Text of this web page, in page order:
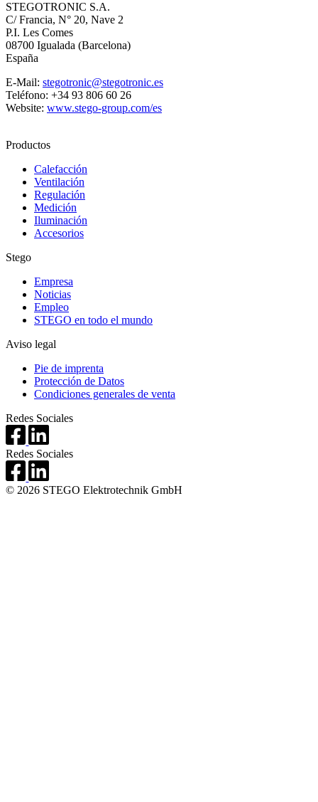
STEGOTRONIC S.A.
C/ Francia, N° 20, Nave 2
P.I. Les Comes
08700 Igualada (Barcelona)
España
E-Mail: stegotronic@stegotronic.es
Teléfono: +34 93 806 60 26
Website: www.stego-group.com/es
Productos
Calefacción
Ventilación
Regulación
Medición
Iluminación
Accesorios
Stego
Empresa
Noticias
Empleo
STEGO en todo el mundo
Aviso legal
Pie de imprenta
Protección de Datos
Condiciones generales de venta
Redes Sociales
Redes Sociales
© 2026 STEGO Elektrotechnik GmbH